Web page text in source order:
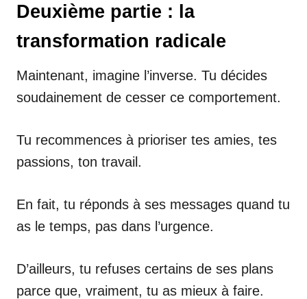
Deuxième partie : la
transformation radicale
Maintenant, imagine l’inverse. Tu décides
soudainement de cesser ce comportement.
Tu recommences à prioriser tes amies, tes
passions, ton travail.
En fait, tu réponds à ses messages quand tu
as le temps, pas dans l’urgence.
D’ailleurs, tu refuses certains de ses plans
parce que, vraiment, tu as mieux à faire.